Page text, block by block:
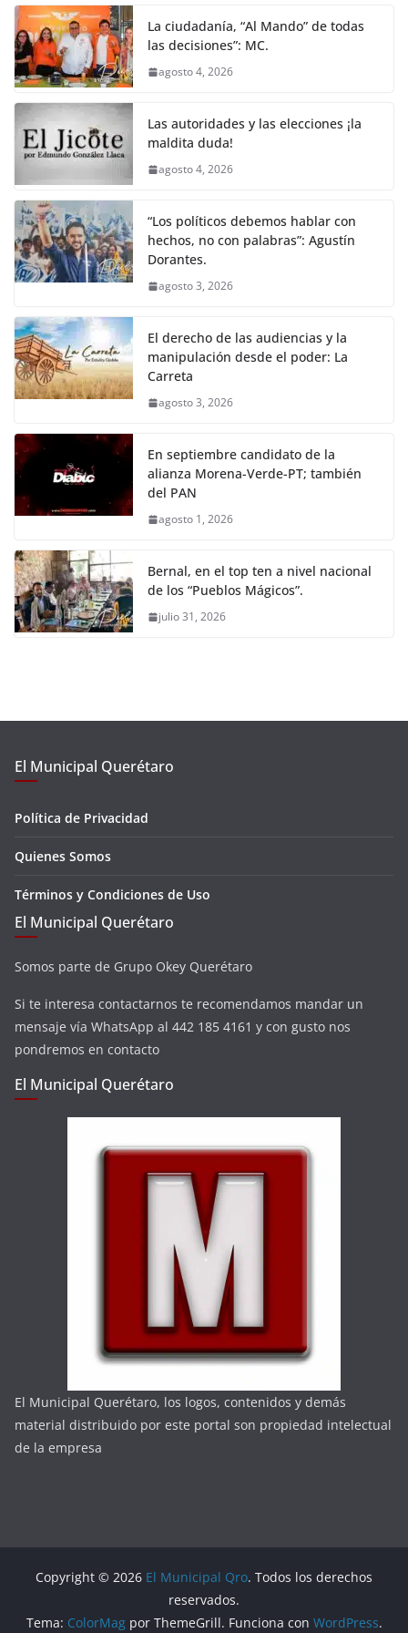
La ciudadanía, “Al Mando” de todas
las decisiones”: MC.
agosto 4, 2026
Las autoridades y las elecciones ¡la
maldita duda!
agosto 4, 2026
“Los políticos debemos hablar con
hechos, no con palabras”: Agustín
Dorantes.
agosto 3, 2026
El derecho de las audiencias y la
manipulación desde el poder: La
Carreta
agosto 3, 2026
En septiembre candidato de la
alianza Morena-Verde-PT; también
del PAN
agosto 1, 2026
Bernal, en el top ten a nivel nacional
de los “Pueblos Mágicos”.
julio 31, 2026
El Municipal Querétaro
Política de Privacidad
Quienes Somos
Términos y Condiciones de Uso
El Municipal Querétaro
Somos parte de Grupo Okey Querétaro
Si te interesa contactarnos te recomendamos mandar un
mensaje vía WhatsApp al 442 185 4161 y con gusto nos
pondremos en contacto
El Municipal Querétaro
El Municipal Querétaro, los logos, contenidos y demás
material distribuido por este portal son propiedad intelectual
de la empresa
Copyright © 2026 El Municipal Qro. Todos los derechos
reservados.
Tema: ColorMagpor ThemeGrill. Funciona con WordPress.